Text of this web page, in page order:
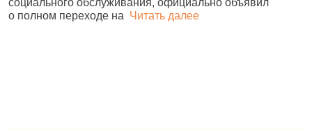
о полном переходе на Читать далее